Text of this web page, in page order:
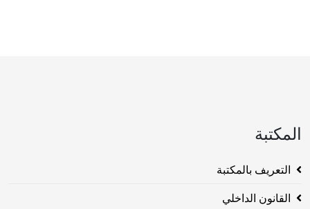
المكتبة
التعريف بالمكتبة
القانون الداخلي